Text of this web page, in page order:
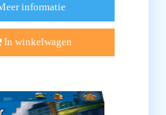
informatie
In winkelwagen